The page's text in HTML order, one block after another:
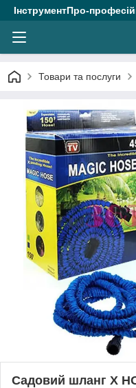
ІнструментПро-
Товари та послуги
Садовий шланг X